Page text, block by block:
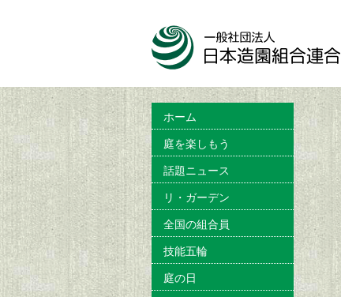
ホーム
庭を楽しもう
話題ニュース
リ・ガーデン
全国の組合員
技能五輪
庭の日